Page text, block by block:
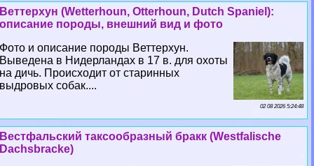
Веттерхун (Wetterhoun, Otterhoun, Dutch Spaniel):
описание породы, внешний вид и фото
Фото и описание породы Веттерхун.
Выведена в Нидерландах в 17 в. для охоты
на дичь. Происходит от старинных
выдровых собак....
02 08 2026 5:24:48
Вестфальский таксообразный бpaкк (Westfalische
Dachsbracke)